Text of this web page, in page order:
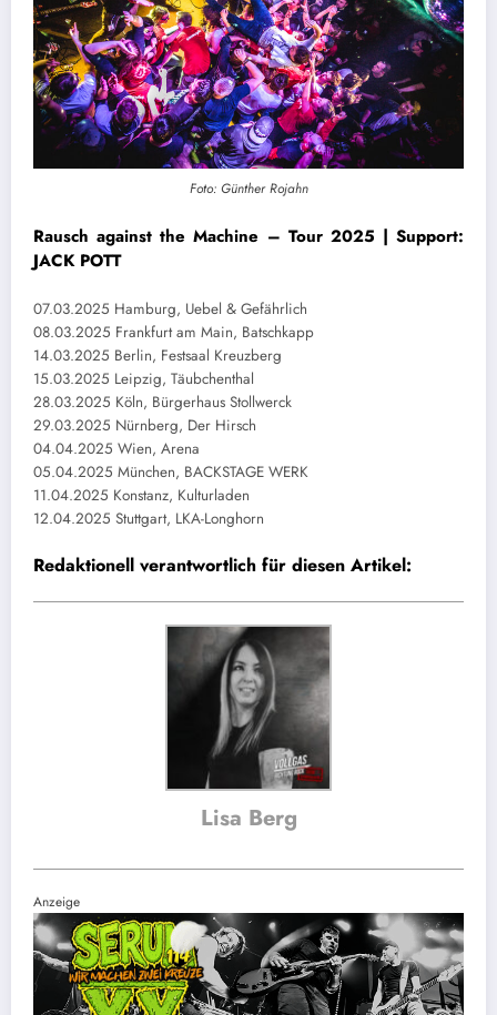
Foto: Günther Rojahn
Rausch against the Machine – Tour 2025 | Support:
JACK POTT
07.03.2025 Hamburg, Uebel & Gefährlich
08.03.2025 Frankfurt am Main, Batschkapp
14.03.2025 Berlin, Festsaal Kreuzberg
15.03.2025 Leipzig, Täubchenthal
28.03.2025 Köln, Bürgerhaus Stollwerck
29.03.2025 Nürnberg, Der Hirsch
04.04.2025 Wien, Arena
05.04.2025 München, BACKSTAGE WERK
11.04.2025 Konstanz, Kulturladen
12.04.2025 Stuttgart, LKA-Longhorn
Redaktionell verantwortlich für diesen Artikel:
Lisa Berg
Anzeige